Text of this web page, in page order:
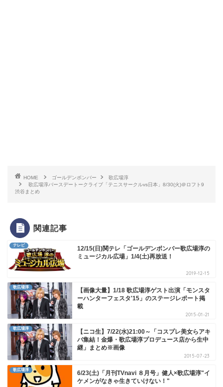
HOME ゴールデンボンバー
歌広場淳
歌広場淳バースデートークライブ「テニスサークルvs日本」8/30(火)＠ロフト9
渋谷まとめ
関連記事
テレビ
12/15(日)関テレ「ゴールデンボンバー歌広場淳の
ミュージカル広場」1/4(土)再放送！
2019-12-15
歌広場淳
【画像大量】1/18 歌広場淳ゲスト出演「モンスタ
ーハンターフェスタ'15」のステージレポート掲
載
2015-01-21
歌広場淳
【ニコ生】7/22(水)21:00～「コスプレ美女らアキ
バ集結！金爆・歌広場淳プロデュース店から生中
継」まとめ※画像
2015-07-23
歌広場淳
6/23(土)「月刊TVnavi ８月号」健人×歌広場淳"イ
ケメンがなきゃ生きていけない！"